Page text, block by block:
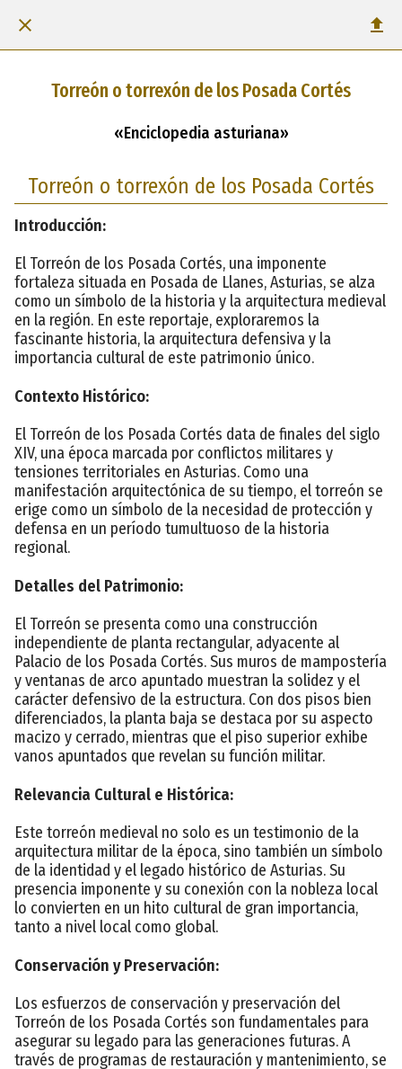
Torreón o torrexón de los Posada Cortés
«Enciclopedia asturiana»
Torreón o torrexón de los Posada Cortés
Introducción:
El Torreón de los Posada Cortés, una imponente
fortaleza situada en Posada de Llanes, Asturias, se alza
como un símbolo de la historia y la arquitectura medieval
en la región. En este reportaje, exploraremos la
fascinante historia, la arquitectura defensiva y la
importancia cultural de este patrimonio único.
Contexto Histórico:
El Torreón de los Posada Cortés data de finales del siglo
XIV, una época marcada por conflictos militares y
tensiones territoriales en Asturias. Como una
manifestación arquitectónica de su tiempo, el torreón se
erige como un símbolo de la necesidad de protección y
defensa en un período tumultuoso de la historia
regional.
Detalles del Patrimonio:
El Torreón se presenta como una construcción
independiente de planta rectangular, adyacente al
Palacio de los Posada Cortés. Sus muros de mampostería
y ventanas de arco apuntado muestran la solidez y el
carácter defensivo de la estructura. Con dos pisos bien
diferenciados, la planta baja se destaca por su aspecto
macizo y cerrado, mientras que el piso superior exhibe
vanos apuntados que revelan su función militar.
Relevancia Cultural e Histórica:
Este torreón medieval no solo es un testimonio de la
arquitectura militar de la época, sino también un símbolo
de la identidad y el legado histórico de Asturias. Su
presencia imponente y su conexión con la nobleza local
lo convierten en un hito cultural de gran importancia,
tanto a nivel local como global.
Conservación y Preservación:
Los esfuerzos de conservación y preservación del
Torreón de los Posada Cortés son fundamentales para
asegurar su legado para las generaciones futuras. A
través de programas de restauración y mantenimiento, se